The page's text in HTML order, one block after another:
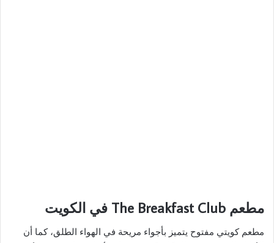
مطعم The Breakfast Club في الكويت
مطعم كويتي مفتوح يتميز بأجواء مريحة في الهواء الطلق، كما أن